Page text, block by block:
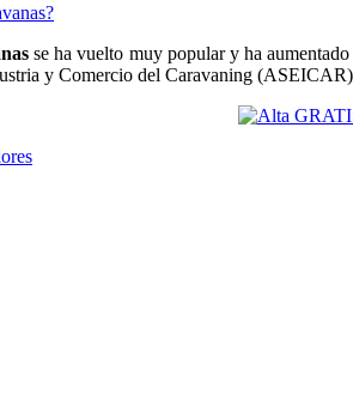
se ha vuelto muy popular y ha
y Comercio del Caravaning